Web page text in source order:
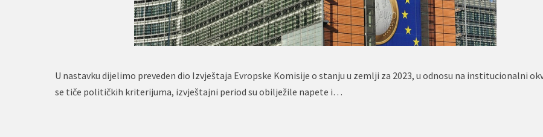
U nastavku dijelimo preveden dio Izvještaja Evropske Komisije o stanju u zemlji za 2023, u odnosu na institucionalni
se tiče političkih kriterijuma, izvještajni period su obilježile napete i…